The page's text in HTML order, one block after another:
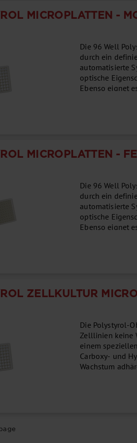
MICROPLATTEN -
Die 96 Well
durch ein
automatisierte
optische
Ebenso eignet
MICROPLATTEN -
Die 96 Well
durch ein
automatisierte
optische
Ebenso eignet
ZELLKULTUR
Die Polystyrol-
Zelllinien keine
einem
Carboxy- und
Wachstum